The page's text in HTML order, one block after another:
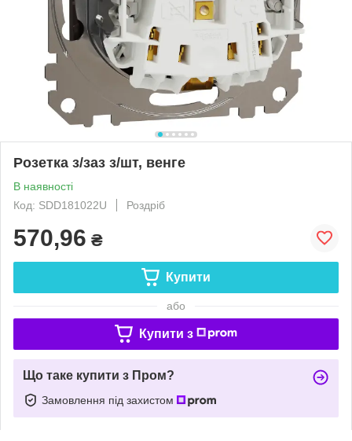
Розетка з/заз з/шт, венге
В наявності
Код: SDD181022U
Роздріб
570,96 ₴
Купити
або
Купити з
Що таке купити з Пром?
Замовлення під захистом